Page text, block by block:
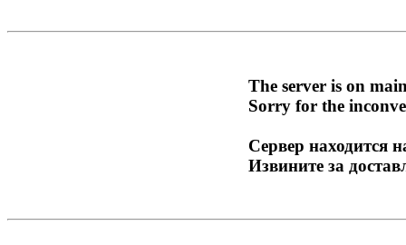
The server is on
Sorry for the
Сервер находится
Извините за